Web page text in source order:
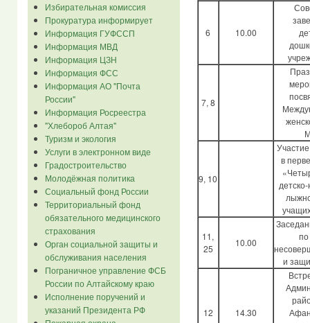
Избирательная комиссия
Прокуратура информирует
Информация ГУФССП
Информация МВД
Информация ЦЗН
Информация ФСС
Информация АО "Почта
России"
Информация Росреестра
"Хлебороб Алтая"
Туризм и экология
Услуги в электронном виде
Градостроительство
Молодёжная политика
Социальный фонд России
Территориальный фонд
обязательного медицинского
страхования
Орган социальной защиты и
обслуживания населения
Пограничное управление ФСБ
России по Алтайскому краю
Исполнение поручений и
указаний Президента РФ
6 10.00
7, 8
9, 10
в
11,
25
10.00
и
12 14.30